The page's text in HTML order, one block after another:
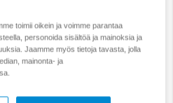
toimii oikein ja voimme parantaa
personoida sisältöä ja mainoksia ja
Jaamme myös tietoja tavasta, jolla
mainonta- ja